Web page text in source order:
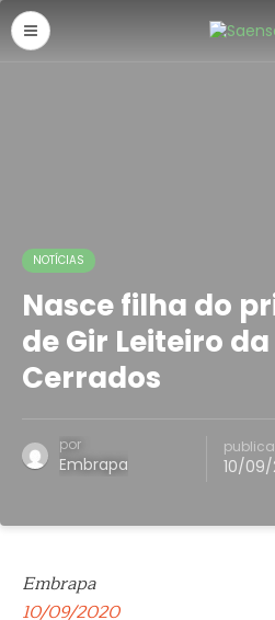
NOTÍCIAS
Nasce filha do
de Gir Leiteiro
Cerrados
por
Embrapa 10/
Embrapa
10/09/2020